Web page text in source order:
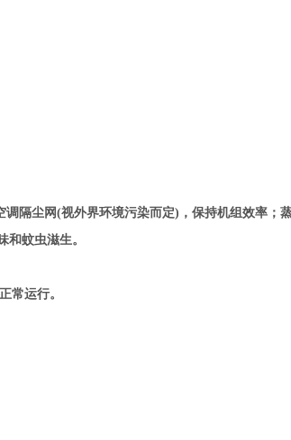
隔尘网(视外界环境污染而定)，保持机组效率；
蚊虫滋生。
常运行。